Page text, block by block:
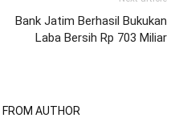
Bank Jatim Berhasil Bukukan
Laba Bersih Rp 703 Miliar
FROM AUTHOR